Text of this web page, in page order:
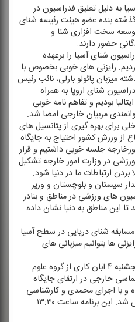
به دلیل تعلیق فدراسیون در
بنده عضو هیئت رئیسه شنای
سخت افزاری شنا و
حضور دارند.
كلی كنفدراسیون شنای آسیا را برعهده
رایزنی های خوبی بخصوص با
میزبان پائولو بارلی، نائب رئیس
شنای اروپا به همراه
بودیم و تفاهم نامه خوبی
مربیان خارجی امضا شد.
برای بهره گیری از پتانسیل های
از ورزش كشور احتیاج به جایگاه
جلسه خوبی داشتیم و قرار
در وزارت امور خارجه تشكیل
ارتباطات ما در دنیا شود.
سیستان و بلوچستان و وزیر
های ورزشی در مناطق و بنادر
تا این مناطق به دنیا نشان داده
شنای دریایی در سطح آسیا
ها بتوانیم میزبانی های
برنامه ورزش و روابط بین الملل پنجشنبه ۴ آبان كاری از گروه علوم
خارجی در ارتقای جایگاه
و با اجرای محمدی و كارشناسی
علی قلم سیاه از رادیو ورزش پخش شد. این برنامه ساعت ۱۳:۳۰